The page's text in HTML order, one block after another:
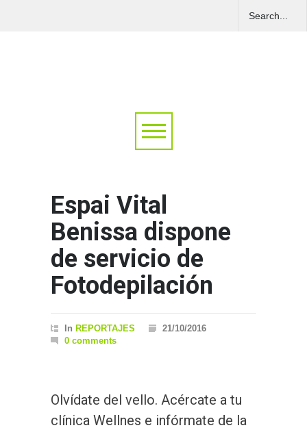
Espai Vital
Benissa dispone
de servicio de
Fotodepilación
In REPORTAJES
21/10/2016
0 comments
Olvídate del vello. Acércate a tu
clínica Wellnes e infórmate de la